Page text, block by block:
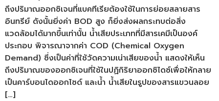
ถึงปริมาณออกซิเจนที่แบคทีเรียต้องใช้ในการย่อยสลายสาร
อินทรีย์ ดังนั้นยิ่งค่า BOD สูง ก็ยิ่งส่งผลกระทบต่อสิ่ง
แวดล้อมได้มากขึ้นเท่านั้น น้ำเสียประเภทที่มีสารเคมีเป็นองค์
ประกอบ พิจารณาจากค่า COD (Chemical Oxygen
Demand) ซึ่งเป็นค่าที่ใช้วัดความเน่าเสียของน้ำ แสดงให้เห็น
ถึงปริมาณของออกซิเจนที่ใช้ในปฏิกิริยาออกซิไดซ์เพื่อให้กลาย
เป็นคาร์บอนไดออกไซด์ และน้ำ น้ำเสียในรูปของสารแขวนลอย
[…]